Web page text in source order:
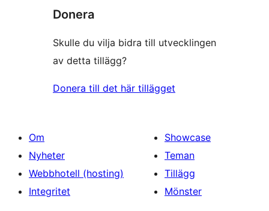
Donera
Skulle du vilja bidra till utvecklingen
av detta tillägg?
Donera till det här tillägget
Om
Nyheter
Webbhotell (hosting)
Integritet
Showcase
Teman
Tillägg
Mönster